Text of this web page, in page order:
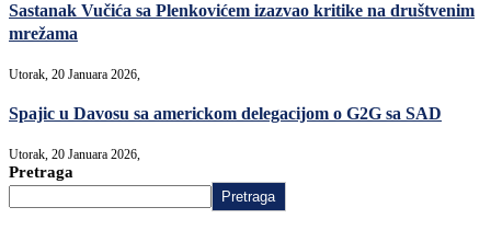
Sastanak Vučića sa Plenkovićem izazvao kritike na društvenim
mrežama
Utorak, 20 Januara 2026,
Spajic u Davosu sa americkom delegacijom o G2G sa SAD
Utorak, 20 Januara 2026,
Pretraga
Pretraga